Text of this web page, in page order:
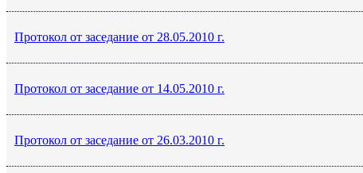
Протокол от заседание от 28.05.2010 г.
Протокол от заседание от 14.05.2010 г.
Протокол от заседание от 26.03.2010 г.